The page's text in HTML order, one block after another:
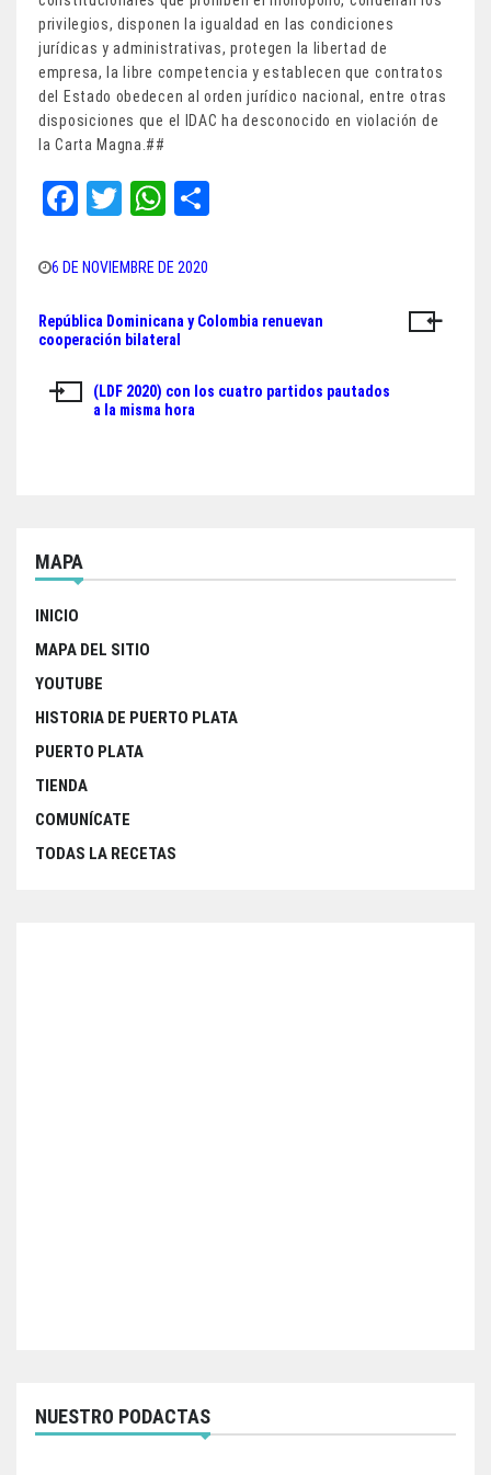
privilegios, disponen la igualdad en las condiciones
jurídicas y administrativas, protegen la libertad de
empresa, la libre competencia y establecen que contratos
del Estado obedecen al orden jurídico nacional, entre otras
disposiciones que el IDAC ha desconocido en violación de
la Carta Magna.##
Fa
bo
ok
T
tt
er
W
ts
pp
6 DE NOVIEMBRE DE 2020
Navegación
entradas
República Dominicana y Colombia renuevan
cooperación bilateral
(LDF 2020) con los cuatro partidos pautados
a la misma hora
MAPA
INICIO
MAPA DEL SITIO
YOUTUBE
HISTORIA DE PUERTO PLATA
PUERTO PLATA
TIENDA
COMUNÍCATE
TODAS LA RECETAS
NUESTRO PODACTAS